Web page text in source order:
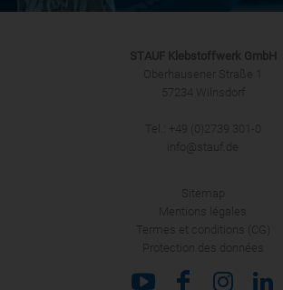
STAUF Klebstoffwerk GmbH
Oberhausener Straße 1
57234 Wilnsdorf
Tel.: +49 (0)2739 301-0
info@stauf.de
Sitemap
Mentions légales
Termes et conditions (CG)
Protection des données